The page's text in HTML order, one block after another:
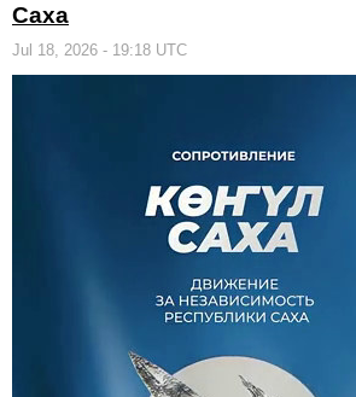
Саха
Jul 18, 2026 - 19:18 UTC